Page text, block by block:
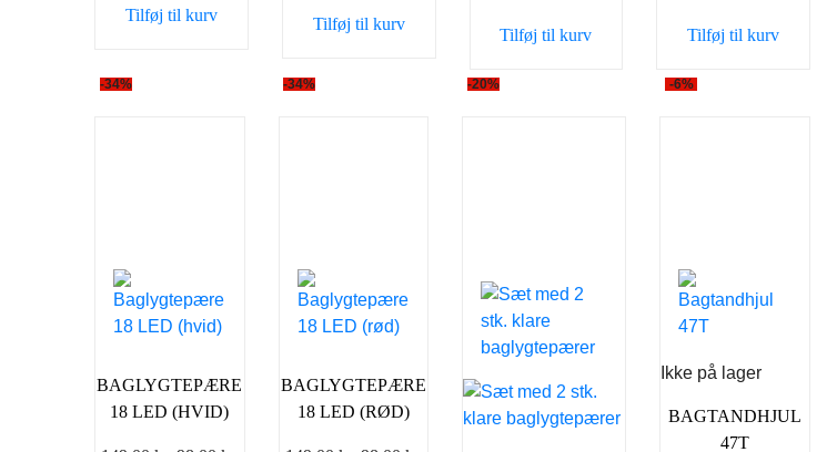
Tilføj til kurv Tilføj til kurv
129,00 kr..
Tilføj til kurv
129,00 kr..
Tilføj til kurv
-34%
BAGLYGTEPÆRE
18 LED (HVID)
-34%
BAGLYGTEPÆRE
18 LED (RØD)
-20% -6%
Ikke på lager
BAGTANDHJUL
47T